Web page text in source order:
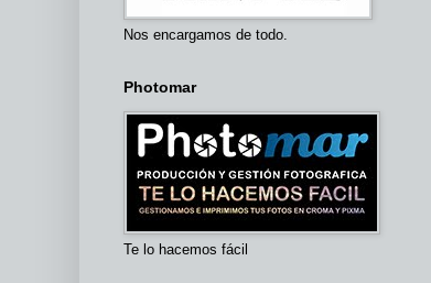
Nos encargamos de todo.
Photomar
Te lo hacemos fácil